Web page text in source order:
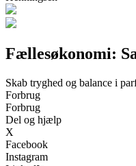
Fællesøkonomi:
Skab tryghed og balance i
Forbrug
Forbrug
Del og hjælp
X
Facebook
Instagram